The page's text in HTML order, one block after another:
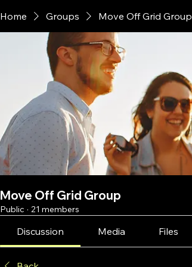
Home Groups Move Off Grid Group
Move Off Grid Group
Public · 21 members
Discussion Media Files